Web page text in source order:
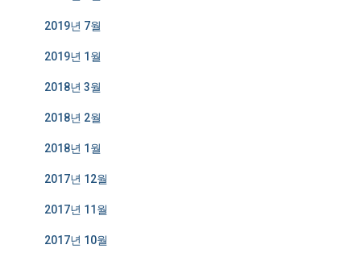
2019년 7월
2019년 1월
2018년 3월
2018년 2월
2018년 1월
2017년 12월
2017년 11월
2017년 10월